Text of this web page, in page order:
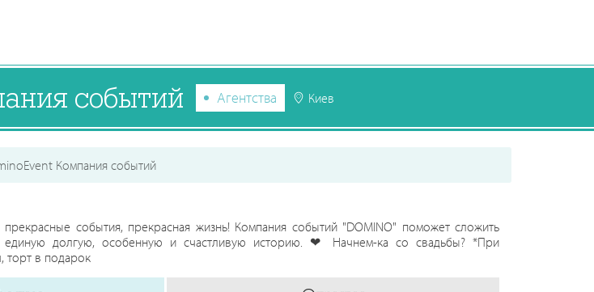
событий Агентства Киев
Компания событий
события, прекрасная жизнь! Компания событий "DOMINO" поможет сложить
долгую, особенную и счастливую историю. ❤ Начнем-ка со свадьбы? *При
торт в подарок